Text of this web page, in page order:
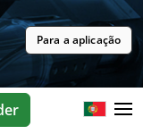
Para a aplicação